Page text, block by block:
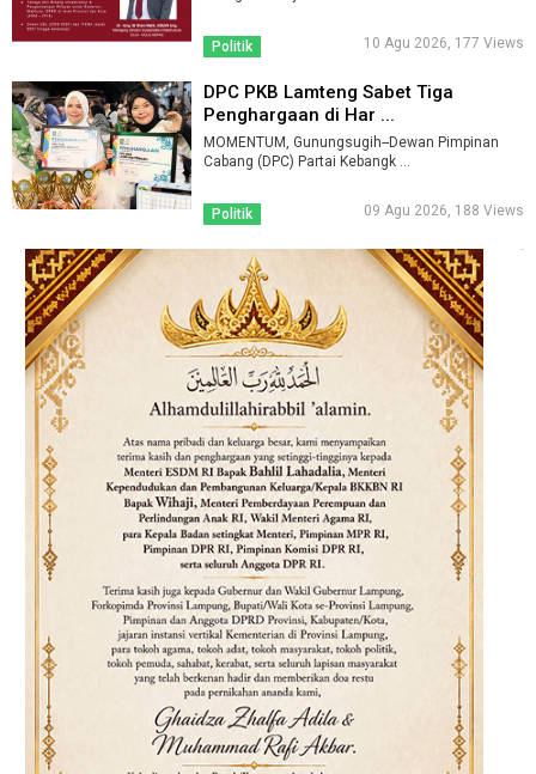
Politik 10 Agu 2026, 177 Views
DPC PKB Lamteng Sabet Tiga
Penghargaan di Har ...
MOMENTUM, Gunungsugih--Dewan Pimpinan
Cabang (DPC) Partai Kebangk ...
Politik 09 Agu 2026, 188 Views